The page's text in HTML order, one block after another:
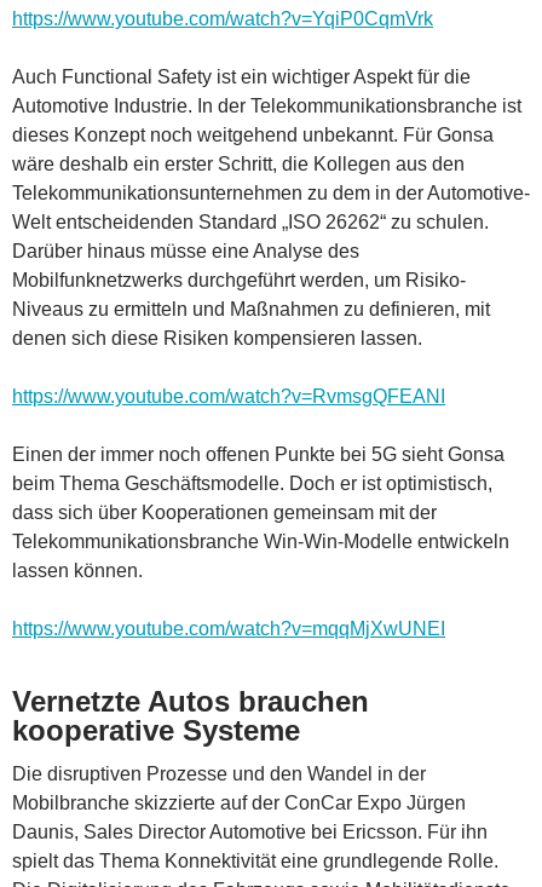
https://www.youtube.com/watch?v=YqiP0CqmVrk
Auch Functional Safety ist ein wichtiger Aspekt für die
Automotive Industrie. In der Telekommunikationsbranche ist
dieses Konzept noch weitgehend unbekannt. Für Gonsa
wäre deshalb ein erster Schritt, die Kollegen aus den
Telekommunikationsunternehmen zu dem in der Automotive-
Welt entscheidenden Standard „ISO 26262“ zu schulen.
Darüber hinaus müsse eine Analyse des
Mobilfunknetzwerks durchgeführt werden, um Risiko-
Niveaus zu ermitteln und Maßnahmen zu definieren, mit
denen sich diese Risiken kompensieren lassen.
https://www.youtube.com/watch?v=RvmsgQFEANI
Einen der immer noch offenen Punkte bei 5G sieht Gonsa
beim Thema Geschäftsmodelle. Doch er ist optimistisch,
dass sich über Kooperationen gemeinsam mit der
Telekommunikationsbranche Win-Win-Modelle entwickeln
lassen können.
https://www.youtube.com/watch?v=mqqMjXwUNEI
Vernetzte Autos brauchen
kooperative Systeme
Die disruptiven Prozesse und den Wandel in der
Mobilbranche skizzierte auf der ConCar Expo Jürgen
Daunis, Sales Director Automotive bei Ericsson. Für ihn
spielt das Thema Konnektivität eine grundlegende Rolle.